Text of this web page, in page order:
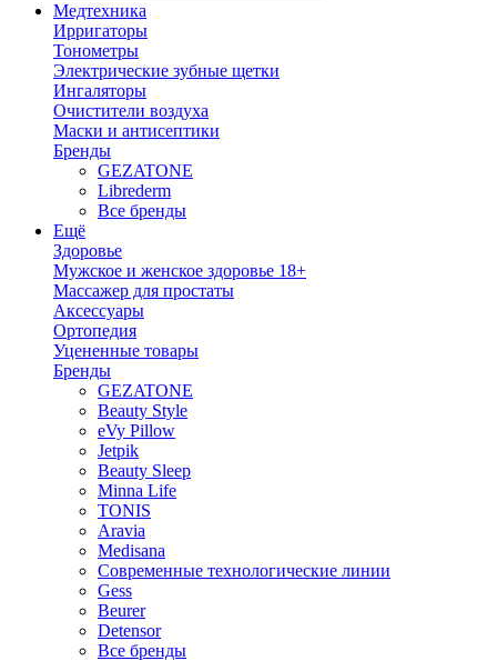
Медтехника
Ирригаторы
Тонометры
Электрические зубные щетки
Ингаляторы
Очистители воздуха
Маски и антисептики
Бренды
GEZATONE
Librederm
Все бренды
Ещё
Здоровье
Мужское и женское здоровье 18+
Массажер для простаты
Аксессуары
Ортопедия
Уцененные товары
Бренды
GEZATONE
Beauty Style
eVy Pillow
Jetpik
Beauty Sleep
Minna Life
TONIS
Aravia
Medisana
Современные технологические линии
Gess
Beurer
Detensor
Все бренды